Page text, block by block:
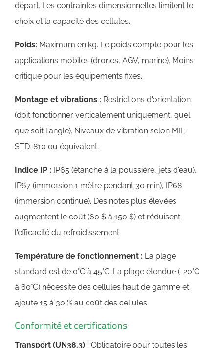
départ. Les contraintes dimensionnelles limitent le
choix et la capacité des cellules.
Poids: Maximum en kg. Le poids compte pour les
applications mobiles (drones, AGV, marine). Moins
critique pour les équipements fixes.
Montage et vibrations : Restrictions d'orientation
(doit fonctionner verticalement uniquement, quel
que soit l'angle). Niveaux de vibration selon MIL-
STD-810 ou équivalent.
Indice IP : IP65 (étanche à la poussière, jets d'eau),
IP67 (immersion 1 mètre pendant 30 min), IP68
(immersion continue). Des notes plus élevées
augmentent le coût (60 $ à 150 $) et réduisent
l'efficacité du refroidissement.
Température de fonctionnement : La plage
standard est de 0°C à 45°C. La plage étendue (-20°C
à 60°C) nécessite des cellules haut de gamme et
ajoute 15 à 30 % au coût des cellules.
Conformité et certifications
Transport (UN38.3) : Obligatoire pour toutes les